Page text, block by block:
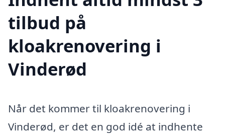
tilbud på
kloakrenovering i
Vinderød
Når det kommer til kloakrenovering i
Vinderød, er det en god idé at indhente